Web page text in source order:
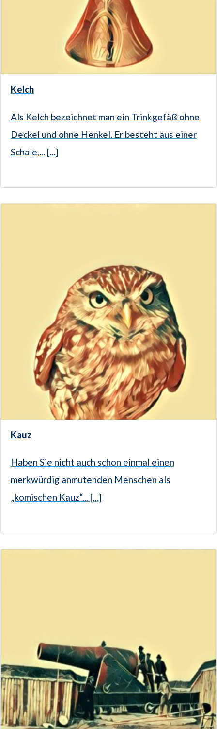
Kelch
Als Kelch bezeichnet man ein Trinkgefäß ohne
Deckel und ohne Henkel. Er besteht aus einer
Schale,... [...]
Kauz
Haben Sie nicht auch schon einmal einen
merkwürdig anmutenden Menschen als
„komischen Kauz“... [...]